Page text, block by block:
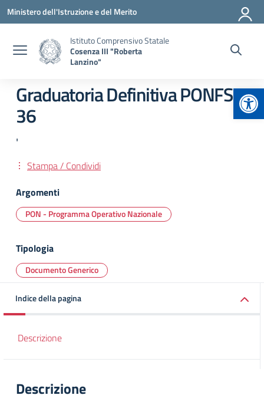
Vai ai contenuti
Vai al menu di navigazione
Vai al footer
Ministero dell'Istruzione e del Merito
Istituto Comprensivo Statale
Cosenza III "Roberta
Lanzino"
Graduatoria Definitiva PONFSE
36
'
Stampa / Condividi
Argomenti
PON - Programma Operativo Nazionale
Tipologia
Documento Generico
Indice della pagina
Descrizione
Descrizione